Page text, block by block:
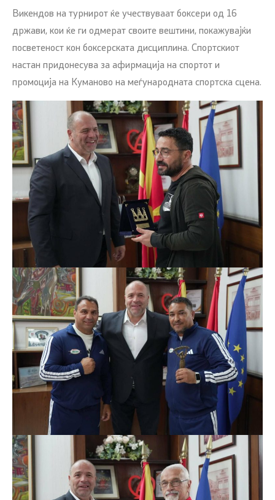
Викендов на турнирот ќе учествуваат боксери од 16
држави, кои ќе ги одмерат своите вештини, покажувајќи
посветеност кон боксерската дисциплина. Спортскиот
настан придонесува за афирмација на спортот и
промоција на Куманово на меѓународната спортска сцена.